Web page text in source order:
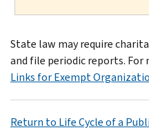
State law may require
and file periodic reports.
Links for Exempt
Return to Life Cycle of a